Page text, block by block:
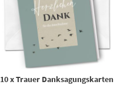
10 x Trauer Danksagungskarten